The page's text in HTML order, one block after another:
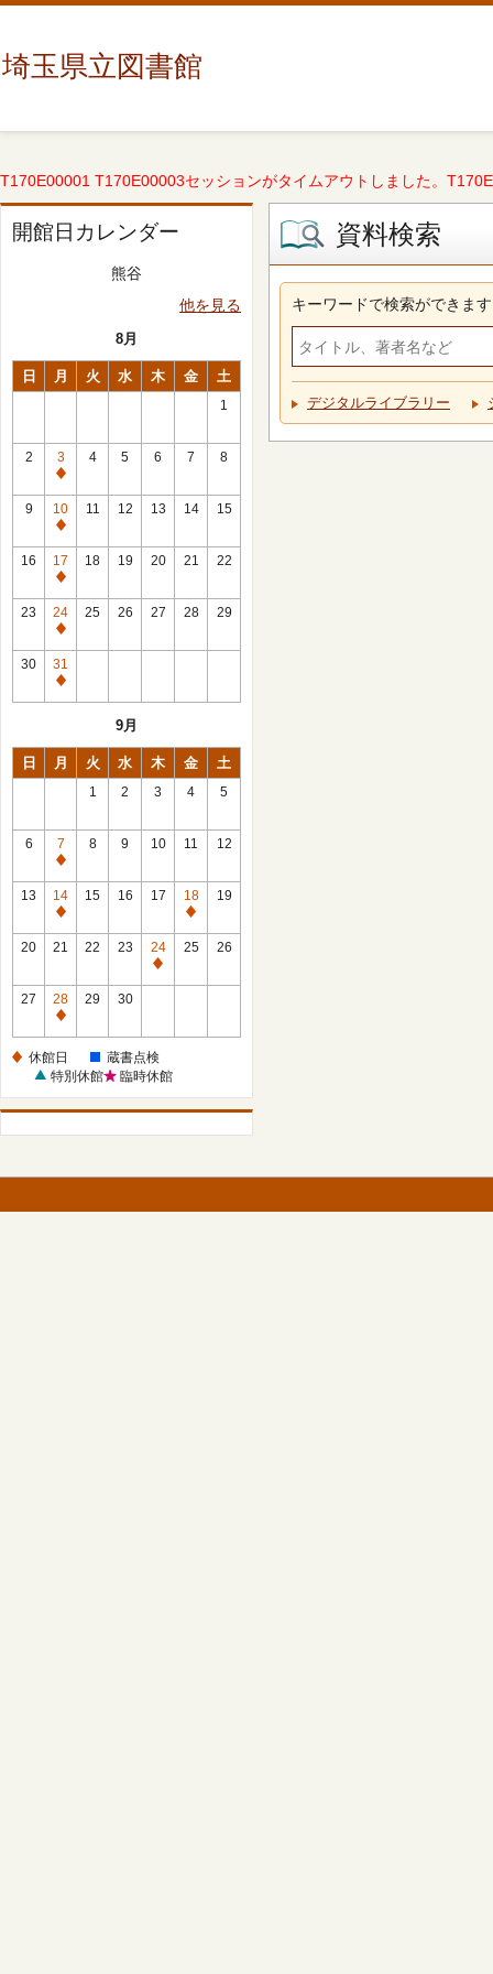
埼玉県立図書館
T170E00001 T170E00003セッションがタイムアウトしました。
開館日カレンダー
熊谷
他を見る
8月
日 月 火 水 木 金 土
1
2
3
休
館
日
4 5 6 7 8
9
10
休
館
日
11 12 13 14 15
16
17
休
館
日
18 19 20 21 22
23
24
休
館
日
25 26 27 28 29
30
31
休
9月
日 月 火 水 木 金 土
1 2 3 4 5
6
7
休
館
日
8 9 10 11 12
13
14
休
館
15 16 17
18
休
館
19
20 21 22 23
24
休
25 26
27
28
休
日
29 30
休館日
蔵書点検
特別休館
臨時休館
資料検索
キーワードで検索ができます
デジタルライブラリー